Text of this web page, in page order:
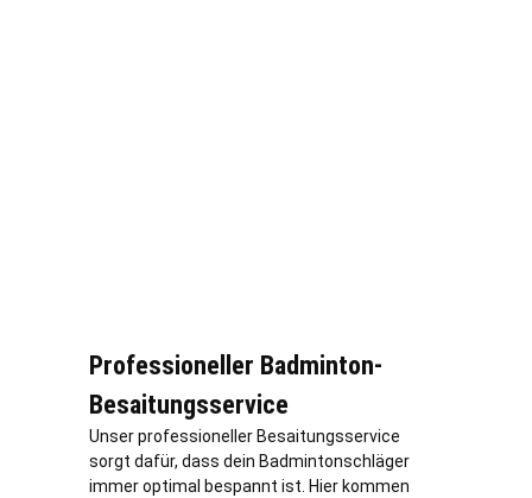
Professioneller Badminton-
Besaitungsservice
Unser professioneller Besaitungsservice
sorgt dafür, dass dein Badmintonschläger
immer optimal bespannt ist. Hier kommen